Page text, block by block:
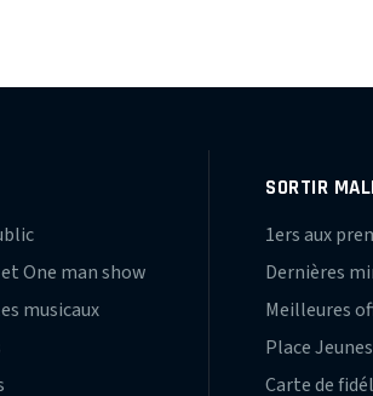
One man show
musicaux
SORTIR
1ers aux
Dernières
Meilleures
Place Jeunes
Carte de